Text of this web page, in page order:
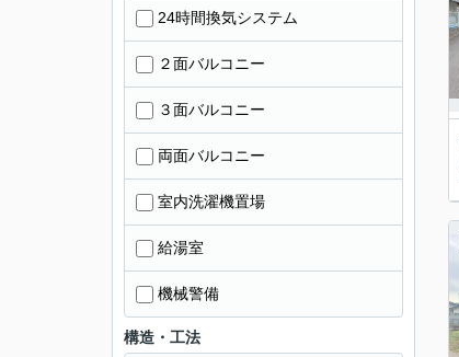
24時間換気システム
２面バルコニー
３面バルコニー
両面バルコニー
室内洗濯機置場
給湯室
機械警備
構造・工法